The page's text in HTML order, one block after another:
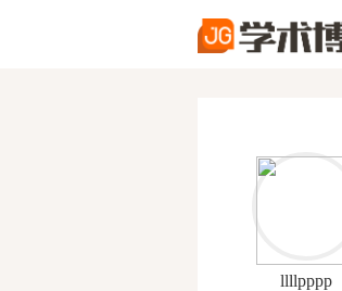
llllpppp